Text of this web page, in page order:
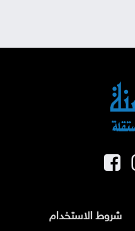
شروط الاستخدام